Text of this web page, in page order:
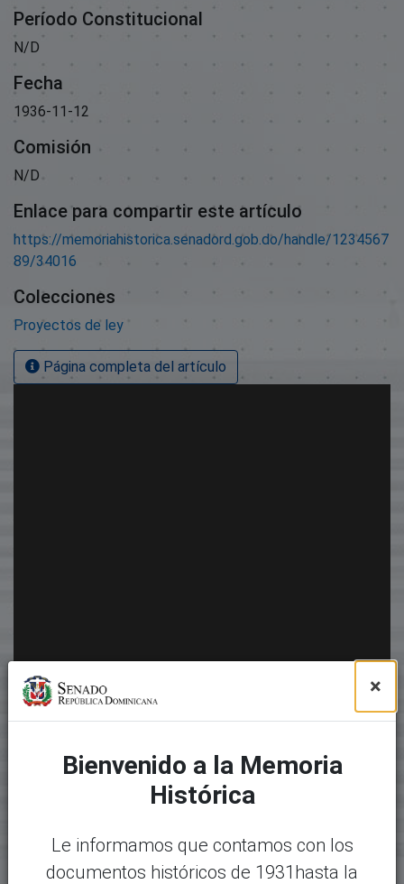
Período Constitucional
N/D
Fecha
1936-11-12
Comisión
N/D
Enlace para compartir este artículo
https://memoriahistorica.senadord.gob.do/handle/1234567
89/34016
Colecciones
Proyectos de ley
Página completa del artículo
×
Bienvenido a la Memoria
Histórica
Le informamos que contamos con los
documentos históricos de 1931hasta la